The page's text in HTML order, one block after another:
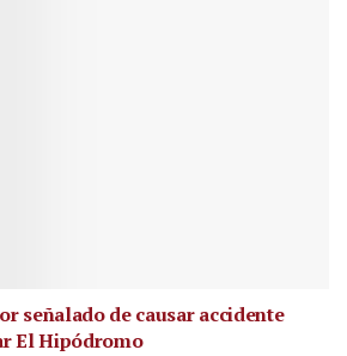
señalado de causar accidente
El Hipódromo